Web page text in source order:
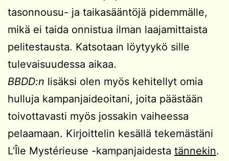
tasonnousu- ja taikasääntöjä pidemmälle,
mikä ei taida onnistua ilman laajamittaista
pelitestausta. Katsotaan löytyykö sille
tulevaisuudessa aikaa.
BBDD:n lisäksi olen myös kehitellyt omia
hulluja kampanjaideoitani, joita päästään
toivottavasti myös jossakin vaiheessa
pelaamaan. Kirjoittelin kesällä tekemästäni
L’Île Mystérieuse -kampanjaidesta tännekin.